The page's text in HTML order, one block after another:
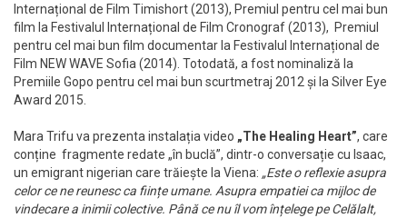
Internațional de Film Timishort (2013), Premiul pentru cel mai bun
film la Festivalul Internațional de Film Cronograf (2013), Premiul
pentru cel mai bun film documentar la Festivalul Internațional de
Film NEW WAVE Sofia (2014). Totodată, a fost nominaliză la
Premiile Gopo pentru cel mai bun scurtmetraj 2012 și la Silver Eye
Award 2015.
Mara Trifu va prezenta instalația video „The Healing Heart”, care
conține fragmente redate „în buclă”, dintr-o conversație cu Isaac,
un emigrant nigerian care trăiește la Viena: „Este o reflexie asupra
celor ce ne reunesc ca ființe umane. Asupra empatiei ca mijloc de
vindecare a inimii colective. Până ce nu îl vom înțelege pe Celălalt,